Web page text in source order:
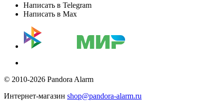
Написать в Telegram
Написать в Max
© 2010-2026 Pandora Alarm
Интернет-магазин shop@pandora-alarm.ru